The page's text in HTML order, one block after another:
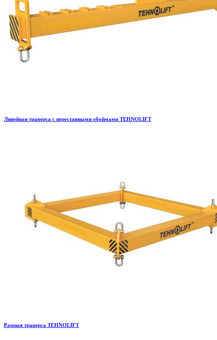
Линейная траверса с переставными обоймами TEHNOLIFT
Рамная траверса TEHNOLIFT